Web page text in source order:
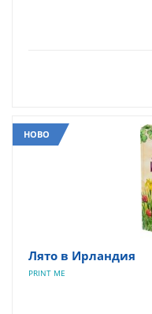
НОВО
Лято в Ирландия
PRINT ME